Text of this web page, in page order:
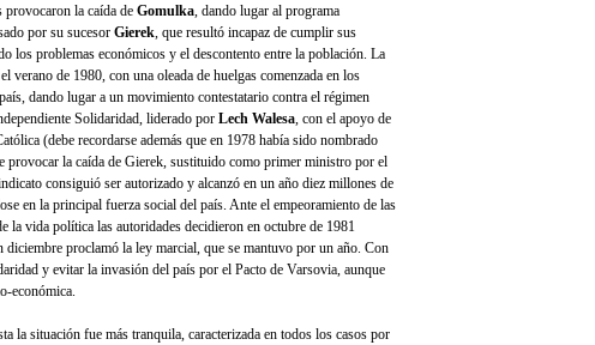
provocaron la caída de Gomulka, dando lugar al programa
por su sucesor Gierek, que resultó incapaz de cumplir sus
los problemas económicos y el descon­tento entre la población. La
verano de 1980, con una oleada de huelgas comenzada en los
dando lugar a un movimiento contestatario contra el régimen
Solidaridad, liderado por Lech Walesa, con el apoyo de
(debe recordarse además que en 1978 había sido nombrado
provocar la caída de Gierek, sustituido como primer ministro por el
consiguió ser autorizado y alcanzó en un año diez millones de
en la principal fuerza social del país. Ante el empeora­miento de las
la vida política las autoridades decidieron en octubre de 1981
proclamó la ley marcial, que se mantuvo por un año. Con
y evitar la invasión del país por el Pacto de Varsovia, aunque
económica.
la situación fue más tranquila, caracterizada en todos los casos por